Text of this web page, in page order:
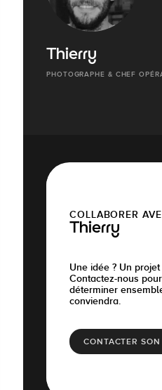
Thierry
PHOTOGRAPHE & CHEF
COLLABORER
Thierry
Une idée ? Un projet
Contactez-nous
déterminer
conviendra.
CONTACTER